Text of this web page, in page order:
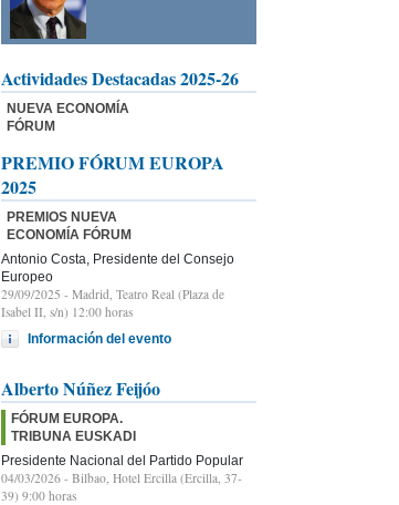
Actividades Destacadas 2025-26
NUEVA ECONOMÍA
FÓRUM
PREMIO FÓRUM EUROPA
2025
PREMIOS NUEVA
ECONOMÍA FÓRUM
Antonio Costa, Presidente del Consejo
Europeo
29/09/2025 - Madrid, Teatro Real (Plaza de
Isabel II, s/n) 12:00 horas
Información del evento
Alberto Núñez Feijóo
FÓRUM EUROPA.
TRIBUNA EUSKADI
Presidente Nacional del Partido Popular
04/03/2026 - Bilbao, Hotel Ercilla (Ercilla, 37-
39) 9:00 horas